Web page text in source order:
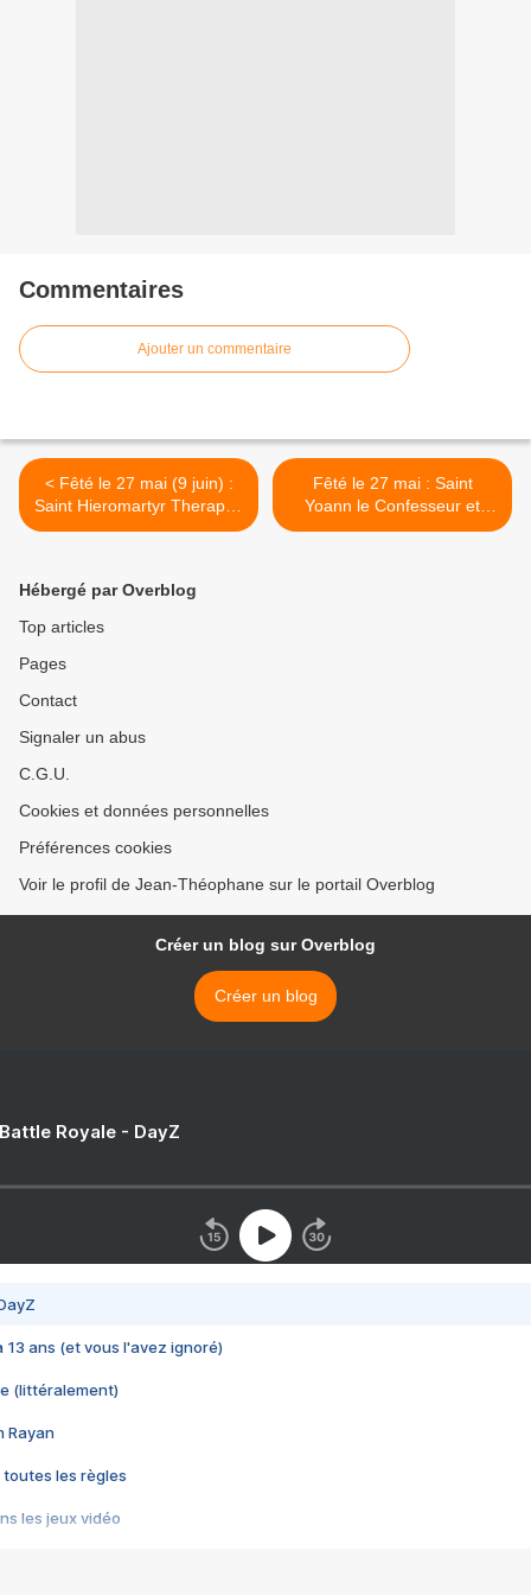
Commentaires
Ajouter un commentaire
< Fêté le 27 mai (9 juin) :
Saint Hieromartyr Therapon
l'Eparque de Sardes
Fêté le 27 mai : Saint
Yoann le Confesseur et
Russe, dont les reliques
Hébergé par Overblog
Top articles
Pages
Contact
Signaler un abus
C.G.U.
Cookies et données personnelles
Préférences cookies
Voir le profil de Jean-Théophane sur le portail Overblog
Créer un blog sur Overblog
Créer un blog
Royale - DayZ
13 ans (et vous l'avez ignoré)
(littéralement)
Rayan
toutes les règles
les jeux vidéo